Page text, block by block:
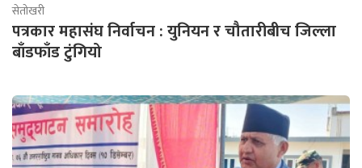
सेतोखरी
पत्रकार महासंघ निर्वाचन : युनियन र चौतारीबीच जिल्ला
बाँडफाँड टुंगियो